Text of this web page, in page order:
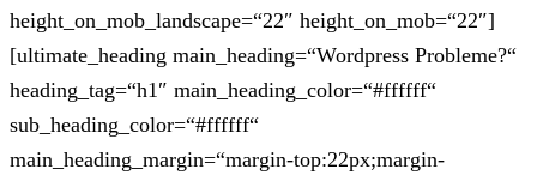
height_on_mob_landscape=“22″ height_on_mob=“22″]
[ultimate_heading main_heading=“Wordpress Probleme?“
heading_tag=“h1″ main_heading_color=“#ffffff“
sub_heading_color=“#ffffff“
main_heading_margin=“margin-top:22px;margin-